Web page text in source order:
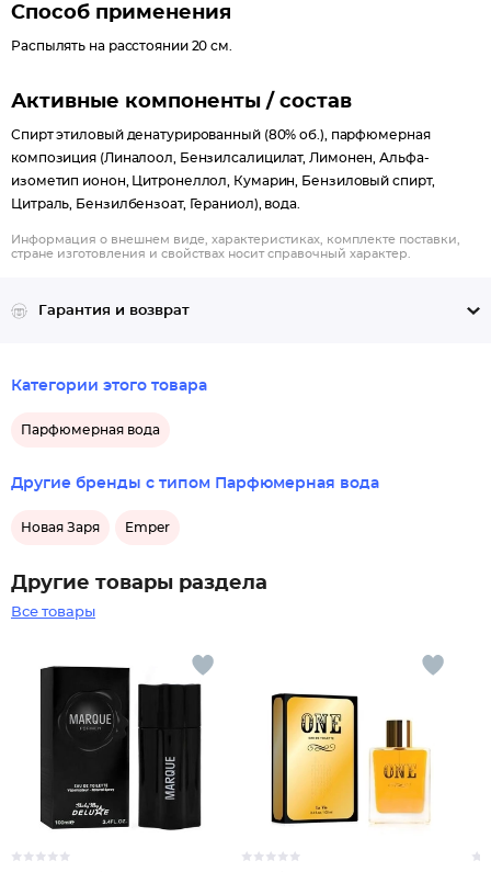
составлена из бархатных оттенков спелой груши и терпких
контрастирующих с бальзамикой бобов тонка.
Способ применения
Распылять на расстоянии 20 см.
Активные компоненты / состав
Спирт этиловый денатурированный (80% об.), парфюмерная
композиция (Линалоол, Бензилсалицилат, Лимонен, Альфа-
изометип ионон, Цитронеллол, Кумарин, Бензиловый спирт,
Цитраль, Бензилбензоат, Гераниол), вода.
Информация о внешнем виде, характеристиках, комплекте поставки,
стране изготовления и свойствах носит справочный характер.
Гарантия и возврат
Категории этого товара
Парфюмерная вода
Другие бренды с типом Парфюмерная вода
Новая Заря Emper
Другие товары раздела
Все товары